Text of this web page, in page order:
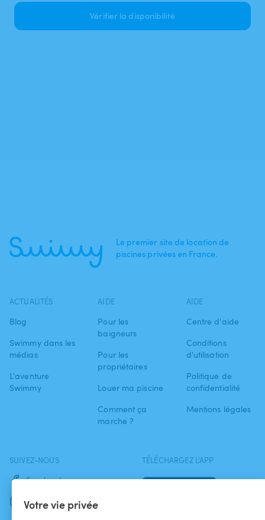
Votre vie privée
Vérifier la disponibilité
Le premier site de location de
piscines privées en France.
ACTUALITÉS
Blog
Swimmy dans les
médias
L'aventure
Swimmy
AIDE
Pour les
baigneurs
Pour les
propriétaires
Louer ma piscine
Comment ça
marche ?
AIDE
Centre d'aide
Conditions
d'utilisation
Politique de
confidentialité
Mentions légales
SUIVEZ-NOUS
Facebook
Instagram
TÉLÉCHARGEZ L'APP